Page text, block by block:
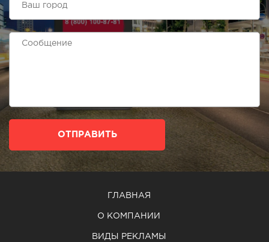
ОТПРАВИТЬ
ГЛАВНАЯ
О КОМПАНИИ
ВИДЫ РЕКЛАМЫ